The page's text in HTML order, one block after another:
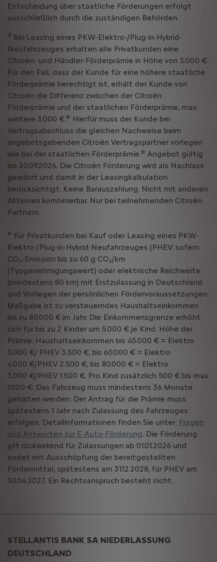
Entscheidung über staatliche Förderungen erfolgt
ausschließlich durch die zuständigen Behörden.
d Bei Leasing eines PKW-Elektro-/Plug-in-Hybrid-
Neufahrzeuges erhalten alle Privatkunden eine
Citroën- und Händler-Förderprämie in Höhe von 3.000 €.
Für den Fall, dass der Kunde für eine höhere staatliche
Förderprämie berechtigt ist, erhält der Kunde von
Citroën die Differenz zwischen der Citroën
Förderprämie und der staatlichen Förderprämie, max.
weitere 3.000 €.e Hierfür muss der Kunde bei
Vertragsabschluss die gleichen Nachweise beim
angebotsgebenden Citroën Vertragspartner vorlegen
wie bei der staatlichen Förderprämie.e Angebot gültig
bis 30.09.2026. Die Citroën Förderung wird als Nachlass
gewährt und damit in der Leasingkalkulation
berücksichtigt. Keine Barauszahlung. Nicht mit anderen
Aktionen kombinierbar. Nur bei teilnehmenden Citroën
Partnern.
e Für Privatkunden bei Kauf oder Leasing eines PKW-
Elektro-/Plug-in-Hybrid-Neufahrzeuges (PHEV: sofern
CO₂-Emission bis zu 60 g CO₂/km
(Typgenehmigungswert) oder elektrische Reichweite
(mindestens 80 km) mit Erstzulassung in Deutschland
und Vorliegen der persönlichen Fördervoraussetzungen.
Maßgabe ist zu versteuerndes Haushaltseinkommen
bis zu 80.000 € im Jahr. Die Einkommensgrenze erhöht
sich für bis zu 2 Kinder um 5.000 € je Kind. Höhe der
Prämie: Haushaltseinkommen bis 45.000 € = Elektro
5.000 €/ PHEV 3.500 €, bis 60.000 € = Elektro
4.000 €/PHEV 2.500 €, bis 80.000 € = Elektro
3.000 €/PHEV 1.500 €. Pro Kind zusätzlich 500 € bis max.
1.000 €. Das Fahrzeug muss mindestens 36 Monate
gehalten werden. Der Antrag für die Prämie muss
spätestens 1 Jahr nach Zulassung des Fahrzeuges
erfolgen. Detailinformationen finden Sie unter: Fragen
und Antworten zur E-Auto-Förderung. Die Förderung
gilt rückwirkend für Zulassungen ab 01.01.2026 und
endet mit Ausschöpfung der bereitgestellten
Fördermittel, spätestens am 31.12.2028, für PHEV am
30.06.2027. Ein Rechtsanspruch besteht nicht.
STELLANTIS BANK SA NIEDERLASSUNG
DEUTSCHLAND